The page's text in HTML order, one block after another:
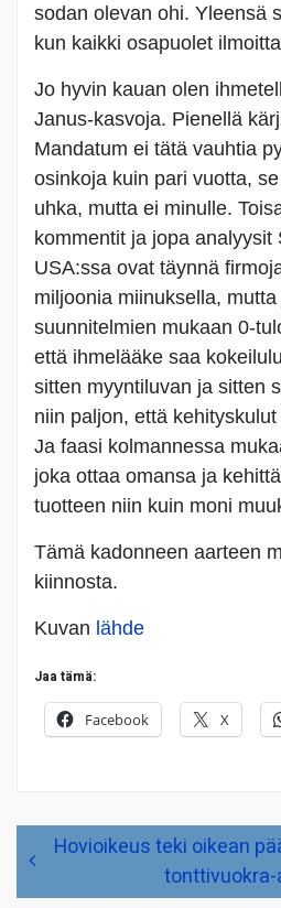
sodan olevan ohi. Yleensä
kun kaikki osapuolet
Jo hyvin kauan olen
Janus-kasvoja. Pienellä
Mandatum ei tätä vauhtia
osinkoja kuin pari vuotta,
uhka, mutta ei minulle.
kommentit ja jopa analyysit
USA:ssa ovat täynnä
miljoonia miinuksella,
suunnitelmien mukaan 0-
että ihmelääke saa
sitten myyntiluvan ja sitten
niin paljon, että
Ja faasi kolmannessa
joka ottaa omansa ja
tuotteen niin kuin moni
Tämä kadonneen aarteen
kiinnosta.
Kuvan lähde
Jaa tämä:
Facebook X
Artikkelien
selausHovioikeus teki oikean